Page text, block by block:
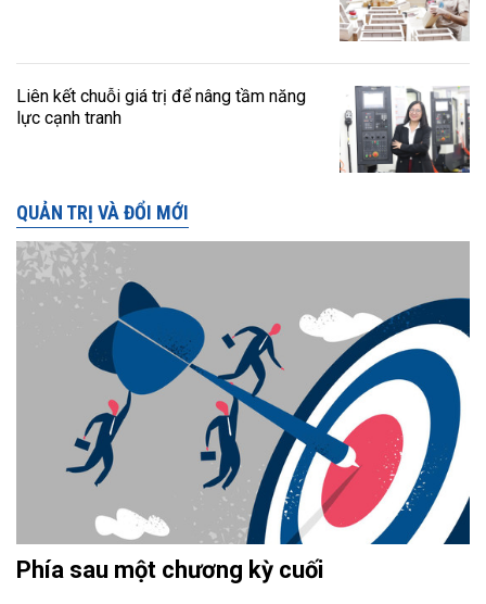
Liên kết chuỗi giá trị để nâng tầm năng
lực cạnh tranh
QUẢN TRỊ VÀ ĐỔI MỚI
Phía sau một chương kỳ cuối